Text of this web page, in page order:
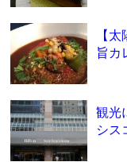
【
旨カ
観光
シス